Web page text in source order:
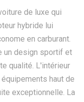
de luxe qui
hybride lui
en carburant.
un design sportif et
qualité. L'intérieur
haut de
exceptionnelle. La